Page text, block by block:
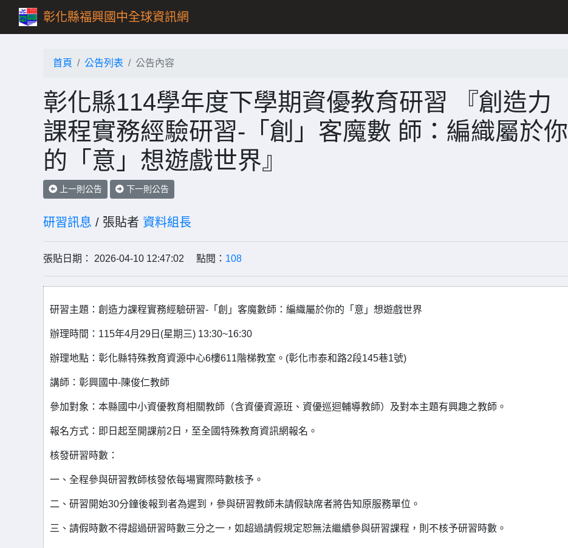
彰化縣福興國中全球資訊網
首頁 公告列表 公告內容
彰化縣114學年度下學期資優教育研習 『創造力
課程實務經驗研習-「創」客魔數 師：編織屬於你
的「意」想遊戲世界』
上一則公告 下一則公告
研習訊息 / 張貼者 資料組長
張貼日期： 2026-04-10 12:47:02 點閱： 108
研習主題：創造力課程實務經驗研習-「創」客魔數師：編織屬於你的「意」想遊戲世界
辦理時間：115年4月29日(星期三) 13:30~16:30
辦理地點：彰化縣特殊教育資源中心6樓611階梯教室。(彰化市泰和路2段145巷1號)
講師：彰興國中-陳俊仁教師
參加對象：本縣國中小資優教育相關教師（含資優資源班、資優巡迴輔導教師）及對本主題有興趣之教師。
報名方式：即日起至開課前2日，至全國特殊教育資訊網報名。
核發研習時數：
一、全程參與研習教師核發依每場實際時數核予。
二、研習開始30分鐘後報到者為遲到，參與研習教師未請假缺席者將告知原服務單位。
三、請假時數不得超過研習時數三分之一，如超過請假規定恕無法繼續參與研習課程，則不核予研習時數。